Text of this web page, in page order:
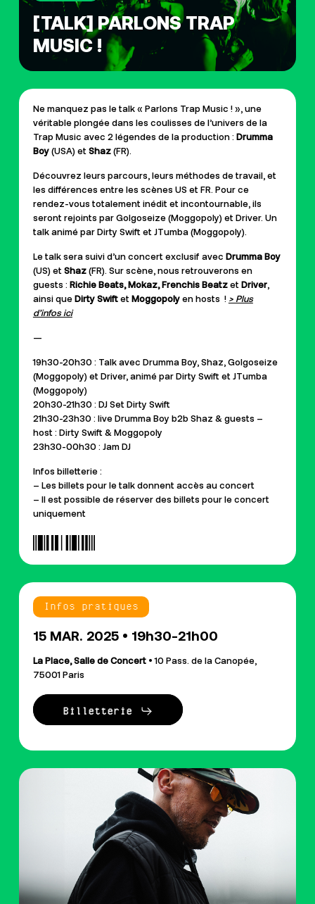
[TALK] PARLONS TRAP
MUSIC !
Ne manquez pas le talk « Parlons Trap Music ! », une
véritable plongée dans les coulisses de l’univers de la
Trap Music avec 2 légendes de la production : Drumma
Boy(USA) et Shaz(FR).
Découvrez leurs parcours, leurs méthodes de travail, et
les différences entre les scènes US et FR. Pour ce
rendez-vous totalement inédit et incontournable, ils
seront rejoints par Golgoseize (Moggopoly) et Driver. Un
talk animé par Dirty Swift et JTumba (Moggopoly).
Le talk sera suivi d’un concert exclusif avec Drumma Boy
(US) et Shaz(FR). Sur scène, nous retrouverons en
guests : Richie Beats, Mokaz, Frenchis Beatz et Driver,
ainsi que Dirty Swiftet Moggopolyen hosts ! > Plus
d’infos ici
—
19h30-20h30 : Talk avec Drumma Boy, Shaz, Golgoseize
(Moggopoly) et Driver, animé par Dirty Swift et JTumba
(Moggopoly)
20h30-21h30 : DJ Set Dirty Swift
21h30-23h30 : live Drumma Boy b2b Shaz & guests –
host : Dirty Swift & Moggopoly
23h30-00h30 : Jam DJ
Infos billetterie :
– Les billets pour le talk donnent accès au concert
– Il est possible de réserver des billets pour le concert
uniquement
Infos pratiques
15 MAR. 2025 • 19h30-21h00
La Place, Salle de Concert • 10 Pass. de la Canopée,
75001 Paris
Billetterie